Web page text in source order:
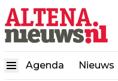
Agenda Nieuws